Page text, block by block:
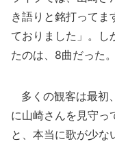
き語りと銘打ってま
ておりました」。し
たのは、8曲だった。
多くの観客は最初
に山崎さんを見守っ
と、本当に歌が少な